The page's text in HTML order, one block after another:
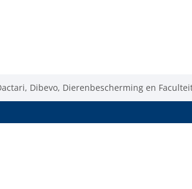
Dibevo, Dierenbescherming en